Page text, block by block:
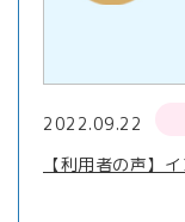
2022.09.22
【利用者の声】